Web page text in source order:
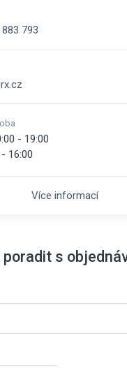
793
- 19:00
16:00
Více informací
s